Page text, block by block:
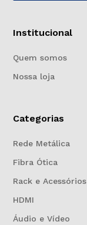
Institucional
Quem somos
Nossa loja
Categorias
Rede Metálica
Fibra Ótica
Rack e Acessórios
HDMI
Áudio e Vídeo